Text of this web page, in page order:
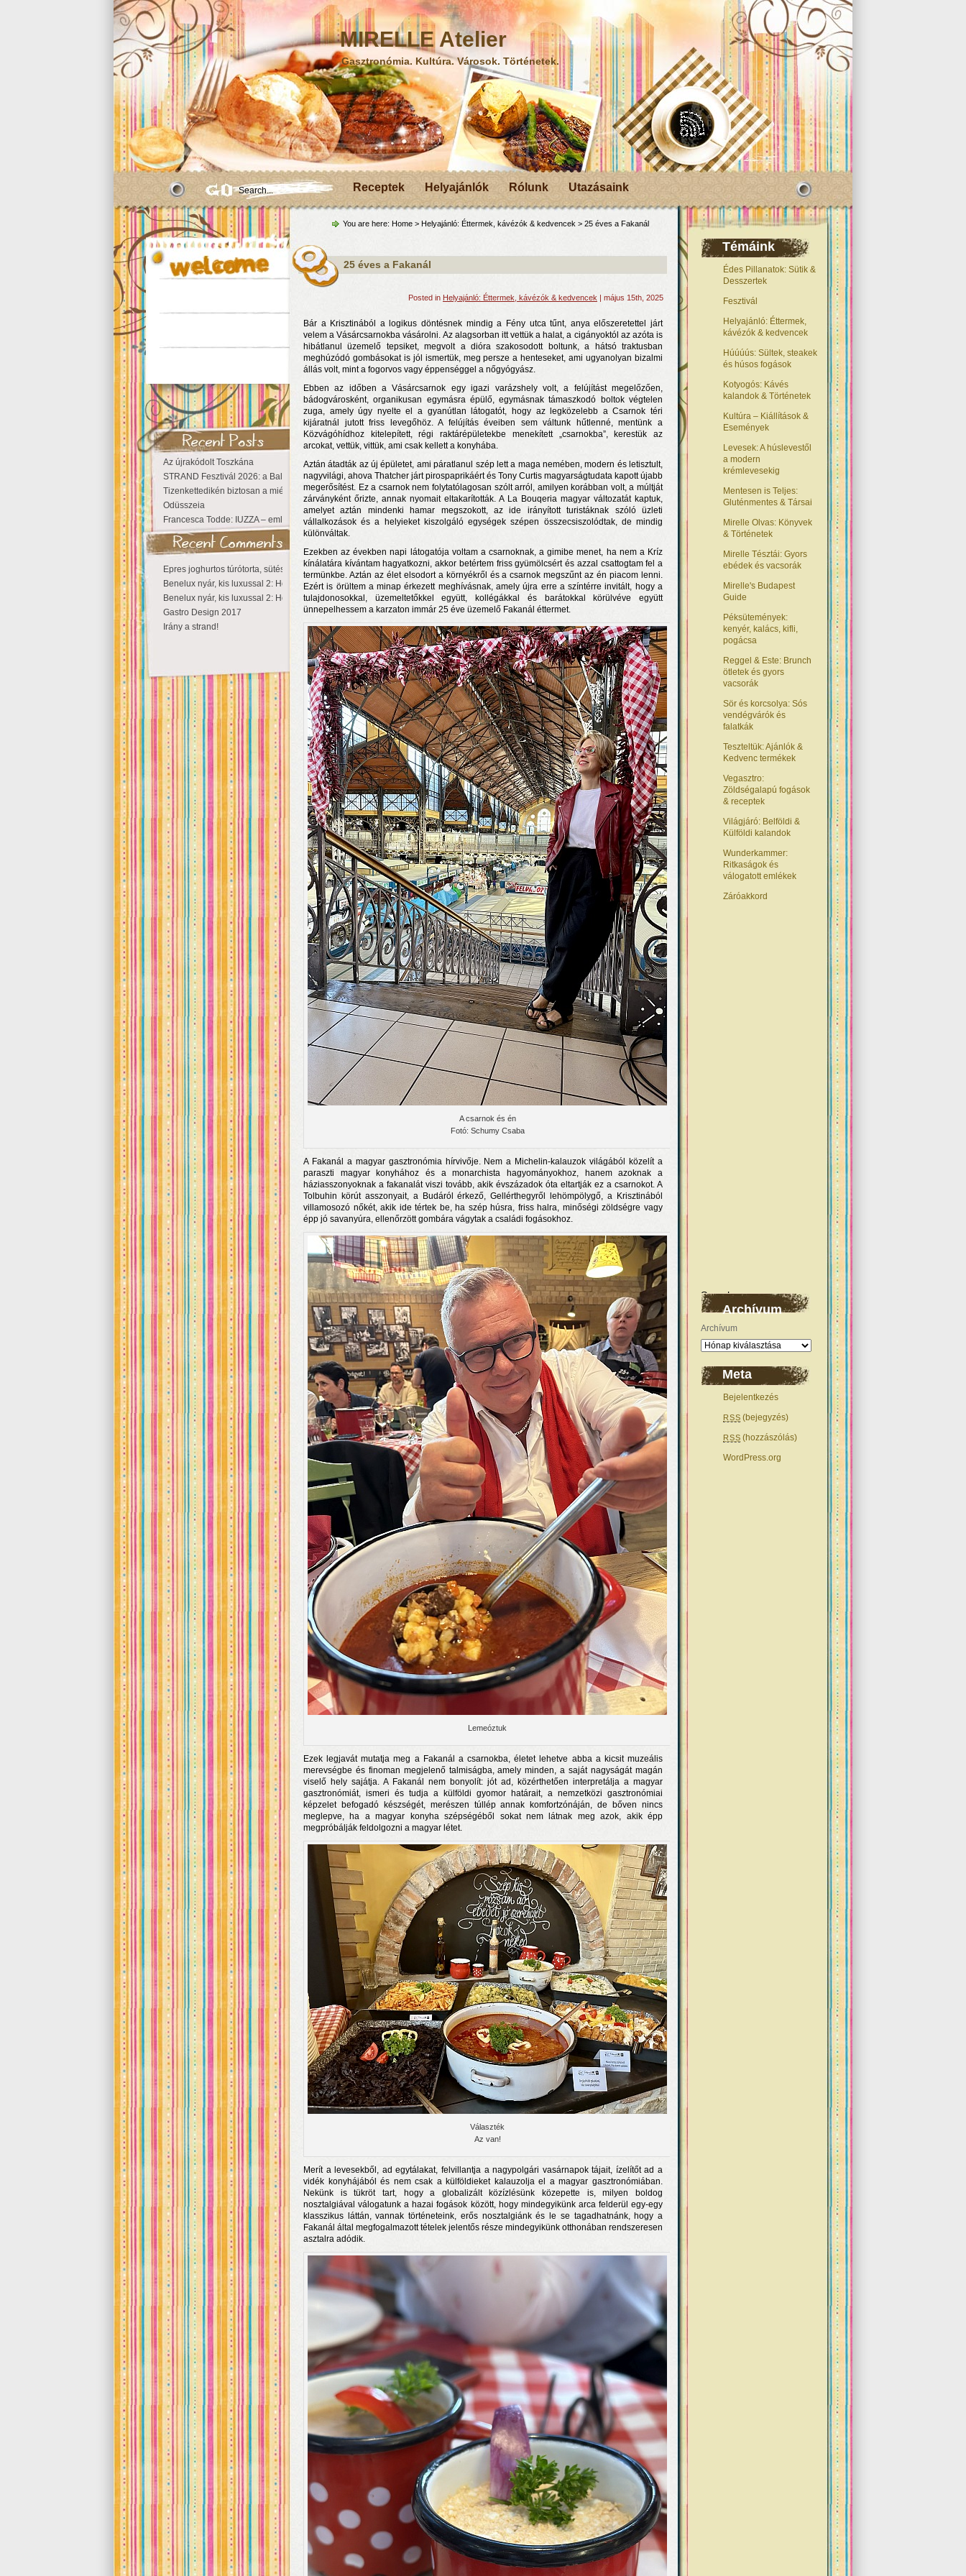
MIRELLE Atelier
Gasztronómia. Kultúra. Városok. Történetek.
Receptek Helyajánlók Rólunk Utazásaink
Az újrakódolt Toszkána
STRAND Fesztivál 2026: a Balaton partján a nyár még tart!
Tizenkettedikén biztosan a miénk a Sziget!
Odüsszeia
Francesca Todde: IUZZA – emlékezet, táj és irodalom találkozása a Mai Manó Házban
Epres joghurtos túrótorta, sütés nélkül
Benelux nyár, kis luxussal 2: Hollandia
Benelux nyár, kis luxussal 2: Hollandia
Gastro Design 2017
Irány a strand!
Témáink
Édes Pillanatok: Sütik &
Desszertek
Fesztivál
Helyajánló: Éttermek,
kávézók & kedvencek
Húúúús: Sültek, steakek
és húsos fogások
Kotyogós: Kávés
kalandok & Történetek
Kultúra – Kiállítások &
Események
Levesek: A húslevestől
a modern
krémlevesekig
Mentesen is Teljes:
Gluténmentes & Társai
Mirelle Olvas: Könyvek
& Történetek
Mirelle Tésztái: Gyors
ebédek és vacsorák
Mirelle's Budapest
Guide
Péksütemények:
kenyér, kalács, kifli,
pogácsa
Reggel & Este: Brunch
ötletek és gyors
vacsorák
Sör és korcsolya: Sós
vendégvárók és
falatkák
Teszteltük: Ajánlók &
Kedvenc termékek
Vegasztro:
Zöldségalapú fogások
& receptek
Világjáró: Belföldi &
Külföldi kalandok
Wunderkammer:
Ritkaságok és
válogatott emlékek
Záróakkord
Archívum
Archívum
Meta
Bejelentkezés
RSS (bejegyzés)
RSS (hozzászólás)
WordPress.org
You are here: Home > Helyajánló: Éttermek, kávézók & kedvencek > 25 éves a Fakanál
25 éves a Fakanál
Posted in Helyajánló: Éttermek, kávézók & kedvencek | május 15th, 2025
Bár a Krisztinából a logikus döntésnek mindig a Fény utca tűnt, anya előszeretettel járt
velem a Vásárcsarnokba vásárolni. Az alagsorban itt vettük a halat, a cigányoktól az azóta is
hibátlanul üzemelő tepsiket, megvolt a dióra szakosodott boltunk, a hátsó traktusban
meghúzódó gombásokat is jól ismertük, meg persze a henteseket, ami ugyanolyan bizalmi
állás volt, mint a fogorvos vagy éppenséggel a nőgyógyász.
Ebben az időben a Vásárcsarnok egy igazi varázshely volt, a felújítást megelőzően,
bádogvárosként, organikusan egymásra épülő, egymásnak támaszkodó boltok végtelen
zuga, amely úgy nyelte el a gyanútlan látogatót, hogy az legközelebb a Csarnok téri
kijáratnál jutott friss levegőhöz. A felújítás éveiben sem váltunk hűtlenné, mentünk a
Közvágóhídhoz kitelepített, régi raktárépületekbe menekített „csarnokba”, kerestük az
arcokat, vettük, vittük, ami csak kellett a konyhába.
Aztán átadták az új épületet, ami páratlanul szép lett a maga nemében, modern és letisztult,
nagyvilági, ahova Thatcher járt pirospaprikáért és Tony Curtis magyarságtudata kapott újabb
megerősítést. Ez a csarnok nem folytatólagosan szólt arról, amilyen korábban volt, a múltját
zárványként őrizte, annak nyomait eltakarították. A La Bouqeria magyar változatát kaptuk,
amelyet aztán mindenki hamar megszokott, az ide irányított turistáknak szóló üzleti
vállalkozások és a helyieket kiszolgáló egységek szépen összecsiszolódtak, de mindig
különváltak.
Ezekben az években napi látogatója voltam a csarnoknak, a gimibe menet, ha nem a Kríz
kínálatára kívántam hagyatkozni, akkor betértem friss gyümölcsért és azzal csattogtam fel a
termünkbe. Aztán az élet elsodort a környékről és a csarnok megszűnt az én piacom lenni.
Ezért is örültem a minap érkezett meghívásnak, amely újra erre a színtérre invitált, hogy a
tulajdonosokkal, üzemeltetőkkel együtt, kollégákkal és barátokkal körülvéve együtt
ünnepelhessem a karzaton immár 25 éve üzemelő Fakanál éttermet.
A csarnok és én
Fotó: Schumy Csaba
A Fakanál a magyar gasztronómia hírvivője. Nem a Michelin-kalauzok világából közelít a
paraszti magyar konyhához és a monarchista hagyományokhoz, hanem azoknak a
háziasszonyoknak a fakanalát viszi tovább, akik évszázadok óta eltartják ez a csarnokot. A
Tolbuhin körút asszonyait, a Budáról érkező, Gellérthegyről lehömpölygő, a Krisztinából
villamosozó nőkét, akik ide tértek be, ha szép húsra, friss halra, minőségi zöldségre vagy
épp jó savanyúra, ellenőrzött gombára vágytak a családi fogásokhoz.
Lemeóztuk
Ezek legjavát mutatja meg a Fakanál a csarnokba, életet lehetve abba a kicsit muzeális
merevségbe és finoman megjelenő talmiságba, amely minden, a saját nagyságát magán
viselő hely sajátja. A Fakanál nem bonyolít: jót ad, közérthetően interpretálja a magyar
gasztronómiát, ismeri és tudja a külföldi gyomor határait, a nemzetközi gasztronómiai
képzelet befogadó készségét, merészen túllép annak komfortzónáján, de bőven nincs
meglepve, ha a magyar konyha szépségéből sokat nem látnak meg azok, akik épp
megpróbálják feldolgozni a magyar létet.
Választék
Az van!
Merít a levesekből, ad egytálakat, felvillantja a nagypolgári vasárnapok tájait, ízelítőt ad a
vidék konyhájából és nem csak a külföldieket kalauzolja el a magyar gasztronómiában.
Nekünk is tükröt tart, hogy a globalizált közízlésünk közepette is, milyen boldog
nosztalgiával válogatunk a hazai fogások között, hogy mindegyikünk arca felderül egy-egy
klasszikus láttán, vannak történeteink, erős nosztalgiánk és le se tagadhatnánk, hogy a
Fakanál által megfogalmazott tételek jelentős része mindegyikünk otthonában rendszeresen
asztalra adódik.